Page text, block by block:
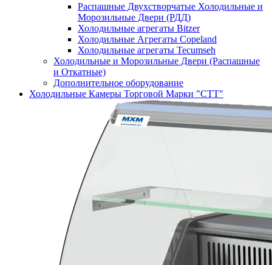
Распашные Двухстворчатые Холодильные и
Морозильные Двери (РДД)
Холодильные агрегаты Bitzer
Холодильные Агрегаты Copeland
Холодильные агрегаты Tecumseh
Холодильные и Морозильные Двери (Распашные
и Откатные)
Дополнительное оборудование
Холодильные Камеры Торговой Марки "СТТ"